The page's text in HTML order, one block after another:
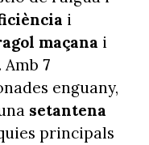
i
maçana i
Amb 7
enguany,
setantena
principals